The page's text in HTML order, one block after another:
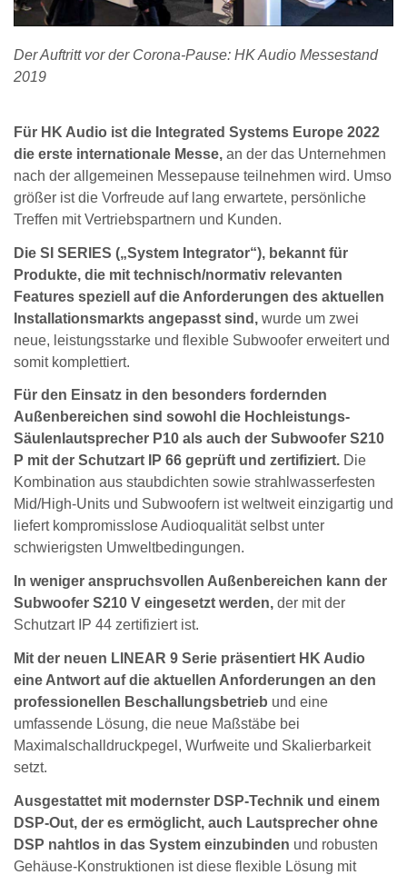
Der Auftritt vor der Corona-Pause: HK Audio Messestand
2019
Für HK Audio ist die Integrated Systems Europe 2022
die erste internationale Messe, an der das Unternehmen
nach der allgemeinen Messepause teilnehmen wird. Umso
größer ist die Vorfreude auf lang erwartete, persönliche
Treffen mit Vertriebspartnern und Kunden.
Die SI SERIES („System Integrator“), bekannt für
Produkte, die mit technisch/normativ relevanten
Features speziell auf die Anforderungen des aktuellen
Installationsmarkts angepasst sind, wurde um zwei
neue, leistungsstarke und flexible Subwoofer erweitert und
somit komplettiert.
Für den Einsatz in den besonders fordernden
Außenbereichen sind sowohl die Hochleistungs-
Säulenlautsprecher P10 als auch der Subwoofer S210
P mit der Schutzart IP 66 geprüft und zertifiziert. Die
Kombination aus staubdichten sowie strahlwasserfesten
Mid/High-Units und Subwoofern ist weltweit einzigartig und
liefert kompromisslose Audioqualität selbst unter
schwierigsten Umweltbedingungen.
In weniger anspruchsvollen Außenbereichen kann der
Subwoofer S210 V eingesetzt werden, der mit der
Schutzart IP 44 zertifiziert ist.
Mit der neuen LINEAR 9 Serie präsentiert HK Audio
eine Antwort auf die aktuellen Anforderungen an den
professionellen Beschallungsbetrieb und eine
umfassende Lösung, die neue Maßstäbe bei
Maximalschalldruckpegel, Wurfweite und Skalierbarkeit
setzt.
Ausgestattet mit modernster DSP-Technik und einem
DSP-Out, der es ermöglicht, auch Lautsprecher ohne
DSP nahtlos in das System einzubinden und robusten
Gehäuse-Konstruktionen ist diese flexible Lösung mit